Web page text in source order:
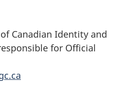
Canadian Identity and
for Official